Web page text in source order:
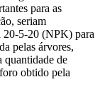
para as
seriam
20-5-20 (NPK) para
pelas árvores,
quantidade de
obtido pela